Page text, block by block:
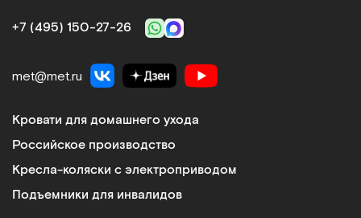
+7 (495) 150‑27‑26
met@met.ru
Кровати для домашнего ухода
Российское производство
Кресла-коляски с электроприводом
Подъемники для инвалидов